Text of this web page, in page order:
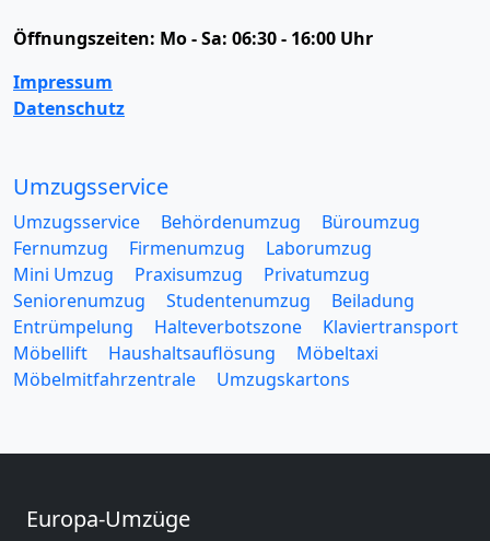
Öffnungszeiten: Mo - Sa: 06:30 - 16:00 Uhr
Impressum
Datenschutz
Umzugsservice
Umzugsservice Behördenumzug
Büroumzug
Fernumzug
Firmenumzug
Laborumzug
Mini Umzug
Praxisumzug
Privatumzug
Seniorenumzug
Studentenumzug
Beiladung
Entrümpelung
Halteverbotszone
Klaviertransport
Möbellift
Haushaltsauflösung
Möbeltaxi
Möbelmitfahrzentrale
Umzugskartons
Europa-Umzüge